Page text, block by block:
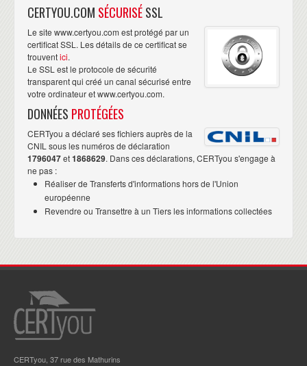
CERTYOU.COM SÉCURISÉSSL
Le site www.certyou.com est protégé par un
certificat SSL. Les détails de ce certificat se
trouventici.
Le SSL est le protocole de sécurité
transparent qui créé un canal sécurisé entre
votre ordinateur et www.certyou.com.
DONNÉES PROTÉGÉES
CERTyou a déclaré ses fichiers auprès de la
CNIL sous les numéros de déclaration
1796047et1868629. Dans ces déclarations, CERTyou s'engage à
ne pas :
Réaliser de Transferts d'informations hors de l'Union
européenne
Revendre ou Transettre à un Tiers les informations collectées
CERTyou, 37 rue des Mathurins